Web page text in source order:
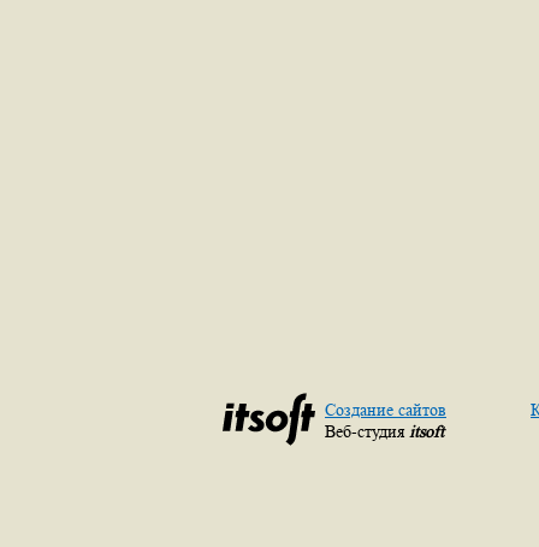
Создание сайтов
Веб-студия itsoft